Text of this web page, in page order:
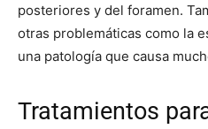
posteriores y del foramen.
otras problemáticas como la
una patología que causa
Tratamientos